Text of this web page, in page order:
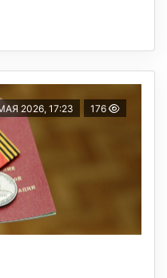
2026, 17:23 176